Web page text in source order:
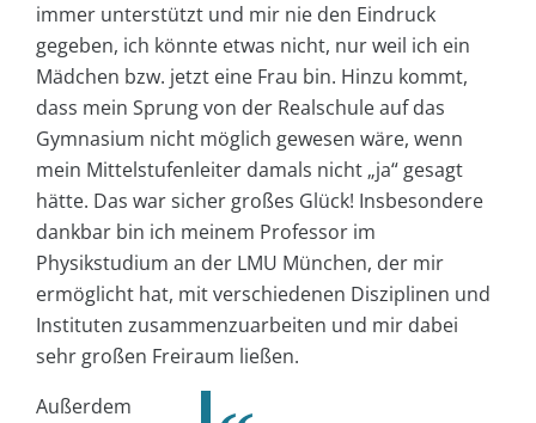
immer unterstützt und mir nie den Eindruck
gegeben, ich könnte etwas nicht, nur weil ich ein
Mädchen bzw. jetzt eine Frau bin. Hinzu kommt,
dass mein Sprung von der Realschule auf das
Gymnasium nicht möglich gewesen wäre, wenn
mein Mittelstufenleiter damals nicht „ja“ gesagt
hätte. Das war sicher großes Glück! Insbesondere
dankbar bin ich meinem Professor im
Physikstudium an der LMU München, der mir
ermöglicht hat, mit verschiedenen Disziplinen und
Instituten zusammenzuarbeiten und mir dabei
sehr großen Freiraum ließen.
Außerdem